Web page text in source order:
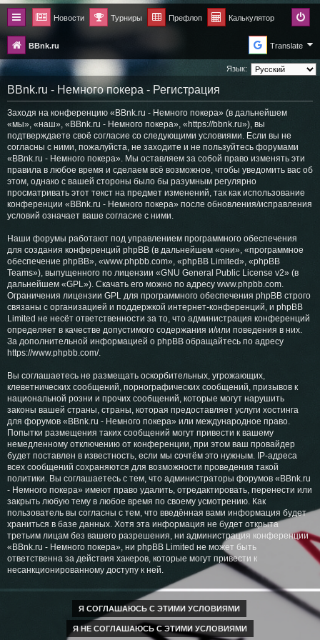
Новости Турниры Префлоп Калькулятор
BBnk.ru Translate
Язык:
BBnk.ru - Немного покера - Регистрация
Заходя на конференцию «BBnk.ru - Немного покера» (в дальнейшем
«мы», «наш», «BBnk.ru - Немного покера», «https://bbnk.ru»), вы
подтверждаете своё согласие со следующими условиями. Если вы не
согласны с ними, пожалуйста, не заходите и не пользуйтесь форумами
«BBnk.ru - Немного покера». Мы оставляем за собой право изменять эти
правила в любое время и сделаем всё возможное, чтобы уведомить вас об
этом, однако с вашей стороны было бы разумным регулярно
просматривать этот текст на предмет изменений, так как использование
конференции «BBnk.ru - Немного покера» после обновления/исправления
условий означает ваше согласие с ними.
Наши форумы работают под управлением программного обеспечения
для создания конференций phpBB (в дальнейшем «они», «программное
обеспечение phpBB», «www.phpbb.com», «phpBB Limited», «phpBB
Teams»), выпущенного по лицензии «GNU General Public License v2» (в
дальнейшем «GPL»). Скачать его можно по адресу www.phpbb.com.
Ограничения лицензии GPL для программного обеспечения phpBB строго
связаны с организацией и поддержкой интернет-конференций, и phpBB
Limited не несёт ответственности за то, что администрация конференций
определяет в качестве допустимого содержания и/или поведения в них.
За дополнительной информацией о phpBB обращайтесь по адресу
https://www.phpbb.com/.
Вы соглашаетесь не размещать оскорбительных, угрожающих,
клеветнических сообщений, порнографических сообщений, призывов к
национальной розни и прочих сообщений, которые могут нарушить
законы вашей страны, страны, которая предоставляет услуги хостинга
для форумов «BBnk.ru - Немного покера» или международное право.
Попытки размещения таких сообщений могут привести к вашему
немедленному отключению от конференции, при этом ваш провайдер
будет поставлен в известность, если мы сочтём это нужным. IP-адреса
всех сообщений сохраняются для возможности проведения такой
политики. Вы соглашаетесь с тем, что администраторы форумов «BBnk.ru
- Немного покера» имеют право удалить, отредактировать, перенести или
закрыть любую тему в любое время по своему усмотрению. Как
пользователь вы согласны с тем, что введённая вами информация будет
храниться в базе данных. Хотя эта информация не будет открыта
третьим лицам без вашего разрешения, ни администрация конференции
«BBnk.ru - Немного покера», ни phpBB Limited не может быть
ответственна за действия хакеров, которые могут привести к
несанкционированному доступу к ней.